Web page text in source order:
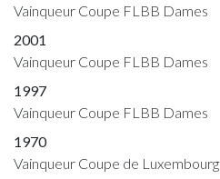
Vainqueur Coupe FLBB Dames
2001
Vainqueur Coupe FLBB Dames
1997
Vainqueur Coupe FLBB Dames
1970
Vainqueur Coupe de Luxembourg